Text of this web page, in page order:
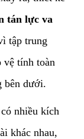
tán lực va
tập trung
vệ tính toàn
bên dưới.
nhiều kích
khác nhau,